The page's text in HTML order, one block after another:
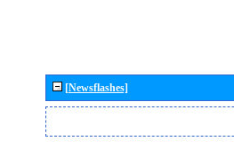
[Newsflashes]